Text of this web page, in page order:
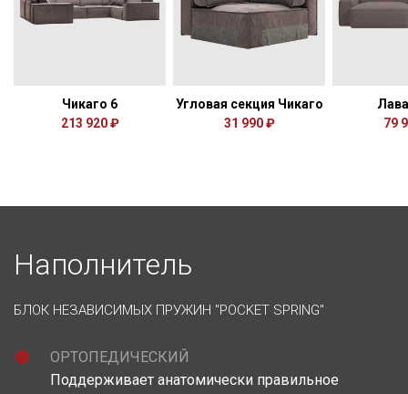
Чикаго 6
213 920 ₽
Угловая секция Чикаго
31 990 ₽
79
Наполнитель
БЛОК НЕЗАВИСИМЫХ ПРУЖИН "POCKET SPRING"
ОРТОПЕДИЧЕСКИЙ
Поддерживает анатомически правильное